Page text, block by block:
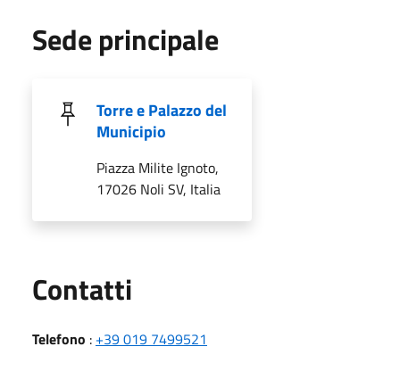
Sede principale
Torre e Palazzo del
Municipio
Piazza Milite Ignoto,
17026 Noli SV, Italia
Contatti
Telefono : +39 019 7499521